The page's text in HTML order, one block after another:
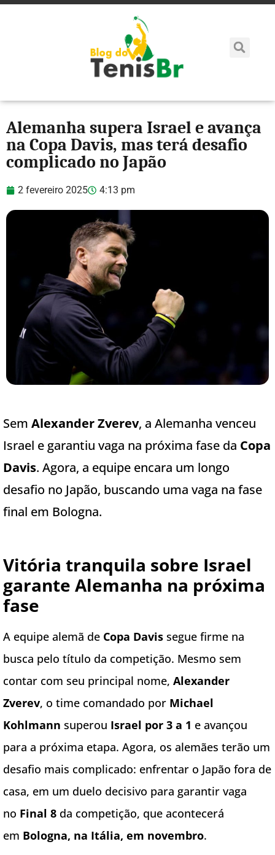
Alemanha supera Israel e avança
na Copa Davis, mas terá desafio
complicado no Japão
2 fevereiro 2025 4:13 pm
Sem Alexander Zverev, a Alemanha venceu
Israel e garantiu vaga na próxima fase da Copa
Davis. Agora, a equipe encara um longo
desafio no Japão, buscando uma vaga na fase
final em Bologna.
Vitória tranquila sobre Israel
garante Alemanha na próxima
fase
A equipe alemã de Copa Davis segue firme na
busca pelo título da competição. Mesmo sem
contar com seu principal nome, Alexander
Zverev, o time comandado por Michael
Kohlmann superou Israel por 3 a 1 e avançou
para a próxima etapa. Agora, os alemães terão um
desafio mais complicado: enfrentar o Japão fora de
casa, em um duelo decisivo para garantir vaga
no Final 8 da competição, que acontecerá
em Bologna, na Itália, em novembro.